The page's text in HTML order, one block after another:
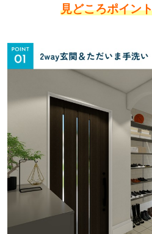
見どころポイン